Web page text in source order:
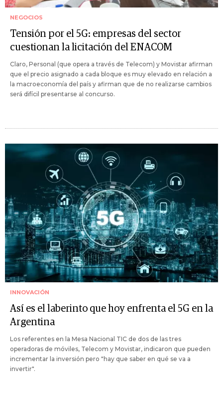
NEGOCIOS
Tensión por el 5G: empresas del sector
cuestionan la licitación del ENACOM
Claro, Personal (que opera a través de Telecom) y Movistar afirman
que el precio asignado a cada bloque es muy elevado en relación a
la macroeconomía del país y afirman que de no realizarse cambios
será difícil presentarse al concurso.
INNOVACIÓN
Así es el laberinto que hoy enfrenta el 5G en la
Argentina
Los referentes en la Mesa Nacional TIC de dos de las tres
operadoras de móviles, Telecom y Movistar, indicaron que pueden
incrementar la inversión pero "hay que saber en qué se va a
invertir".